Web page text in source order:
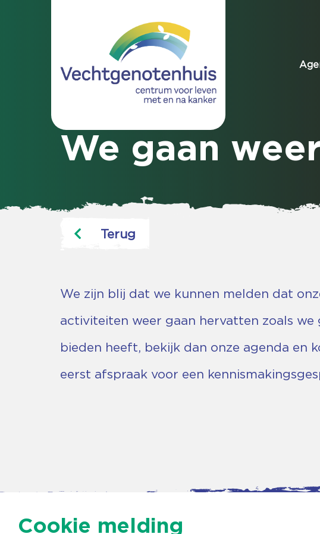
We gaan
Terug
We zijn blij dat we kunnen melden dat
activiteiten weer gaan hervatten zoals
bieden heeft, bekijk dan onze agenda en
eerst afspraak voor een
Cookie melding